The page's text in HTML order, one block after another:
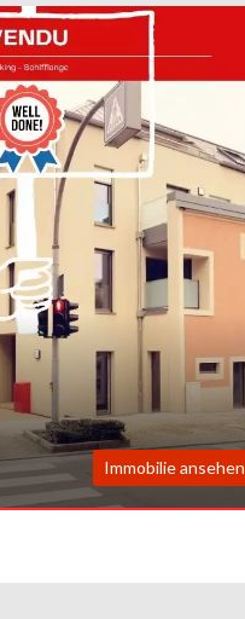
Immobilie ansehen